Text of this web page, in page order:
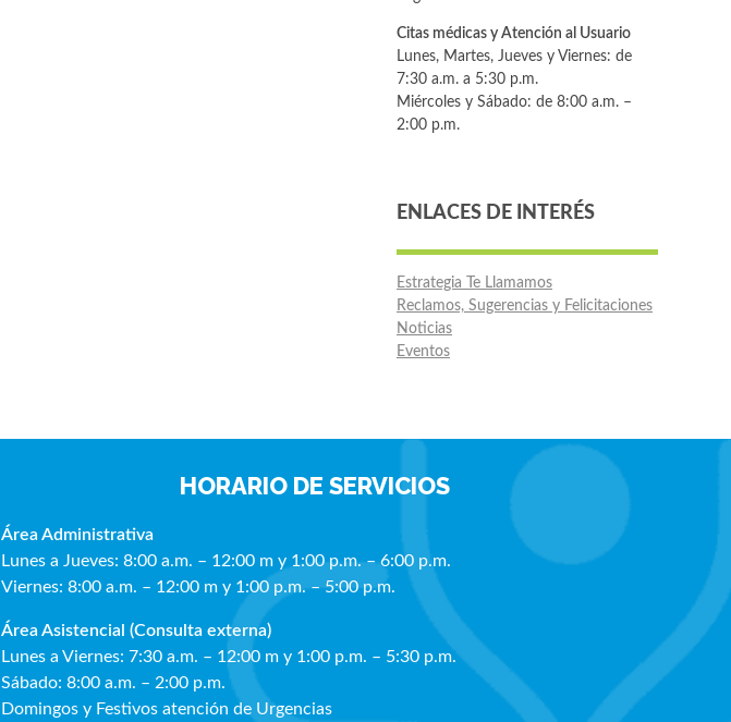
Citas médicas y Atención al Usuario
Lunes, Martes, Jueves y Viernes: de
7:30 a.m. a 5:30 p.m.
Miércoles y Sábado: de 8:00 a.m. –
2:00 p.m.
ENLACES DE INTERÉS
Estrategia Te Llamamos
Reclamos, Sugerencias y Felicitaciones
Noticias
Eventos
HORARIO DE SERVICIOS
Área Administrativa
Lunes a Jueves: 8:00 a.m. – 12:00 m y 1:00 p.m. – 6:00 p.m.
Viernes: 8:00 a.m. – 12:00 m y 1:00 p.m. – 5:00 p.m.
Área Asistencial (Consulta externa)
Lunes a Viernes: 7:30 a.m. – 12:00 m y 1:00 p.m. – 5:30 p.m.
Sábado: 8:00 a.m. – 2:00 p.m.
Domingos y Festivos atención de Urgencias